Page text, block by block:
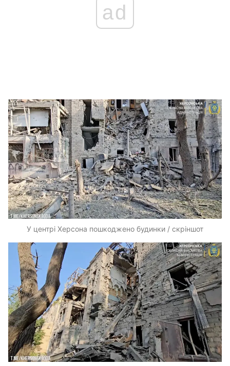
ad
У центрі Херсона пошкоджено будинки / скріншот